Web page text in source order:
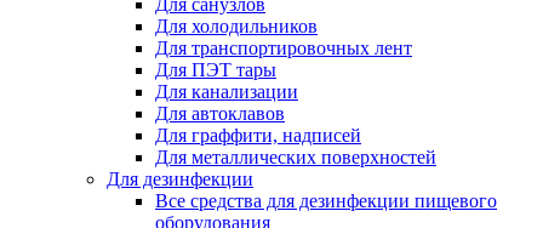
Для санузлов
Для холодильников
Для транспортировочных лент
Для ПЭТ тары
Для канализации
Для автоклавов
Для граффити, надписей
Для металлических поверхностей
Для дезинфекции
Все средства для дезинфекции пищевого
оборудования